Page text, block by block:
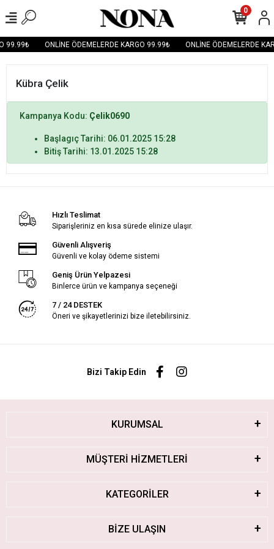
99.99₺ ONLİNE ÖDEMELERDE KARGO 99.99₺ ONLİNE ÖDEMELERDE
0
Kübra Çelik
Kampanya Kodu: Çelik0690
Başlagıç Tarihi: 06.01.2025 15:28
Bitiş Tarihi: 13.01.2025 15:28
Hızlı Teslimat
Siparişleriniz en kısa sürede elinize ulaşır.
Güvenli Alışveriş
Güvenli ve kolay ödeme sistemi
Geniş Ürün Yelpazesi
Binlerce ürün ve kampanya seçeneği
7 / 24 DESTEK
Öneri ve şikayetlerinizi bize iletebilirsiniz.
Bizi Takip Edin
KURUMSAL
MÜŞTERİ HİZMETLERİ
KATEGORİLER
BİZE ULAŞIN